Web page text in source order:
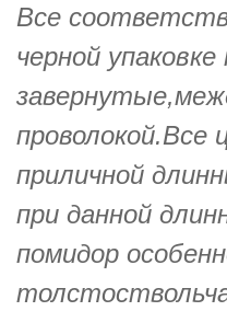
Все
черной
проволокой.Все
приличной
при данной
помидор